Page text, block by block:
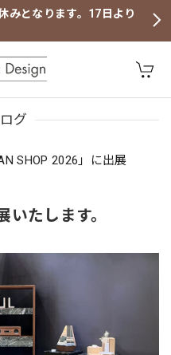
みとなります。17日より
グ
SHOP 2026」に出展
いたします。